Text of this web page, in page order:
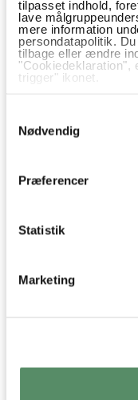
tilpasset indhold,
lave
mere information
persondatapolitik.
tilbage eller ændre
"Cookiedeklaration",
trigger" ikonet.
Indsamle
der kan være
Identificere
Nødvendig
Præferencer
Statistik
Marketing
PAD THAI MED